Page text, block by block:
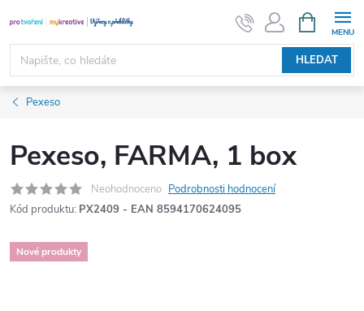
na
obsah
HLEDAT
NÁKUPNÍ
KOŠÍK
Pexeso
Pexeso, FARMA, 1 box
Neohodnoceno Podrobnosti hodnocení
Kód produktu: PX2409 - EAN 8594170624095
Nové produkty